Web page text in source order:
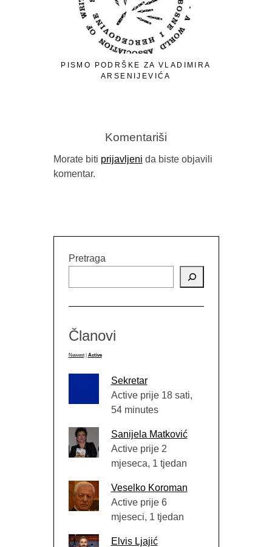
PISMO PODRŠKE ZA VLADIMIRA
ARSENIJEVIĆA
Komentariši
Morate biti prijavljeni da biste objavili
komentar.
Pretraga
Članovi
Newest Active
Sekretar
Active prije 18 sati,
54 minutes
Sanijela Matković
Active prije 2
mjeseca, 1 tjedan
Veselko Koroman
Active prije 6
mjeseci, 1 tjedan
Elvis Ljajić